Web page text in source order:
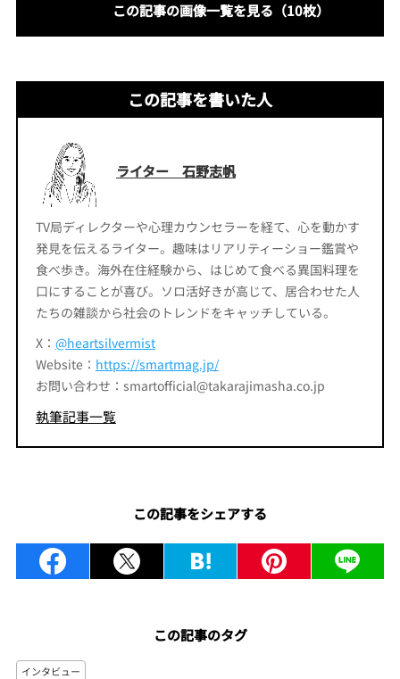
この記事の画像一覧を見る（10枚）
この記事を書いた人
ライター 石野志帆
TV局ディレクターや心理カウンセラーを経て、心を動かす
発見を伝えるライター。趣味はリアリティーショー鑑賞や
食べ歩き。海外在住経験から、はじめて食べる異国料理を
口にすることが喜び。ソロ活好きが高じて、居合わせた人
たちの雑談から社会のトレンドをキャッチしている。
X： @heartsilvermist
Website： https://smartmag.jp/
お問い合わせ：smartofficial@takarajimasha.co.jp
執筆記事一覧
この記事をシェアする
この記事のタグ
インタビュー